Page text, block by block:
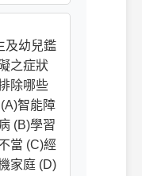
及幼兒鑑
之症狀
除哪些
智能障
(B)學習
當 (C)經
家庭 (D)